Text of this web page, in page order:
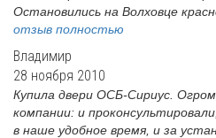
Остановились на Волховце
отзыв полностью
Владимир
28 ноября 2010
Купила двери ОСБ-Сириус.
компании: и
в наше удобное время, и за